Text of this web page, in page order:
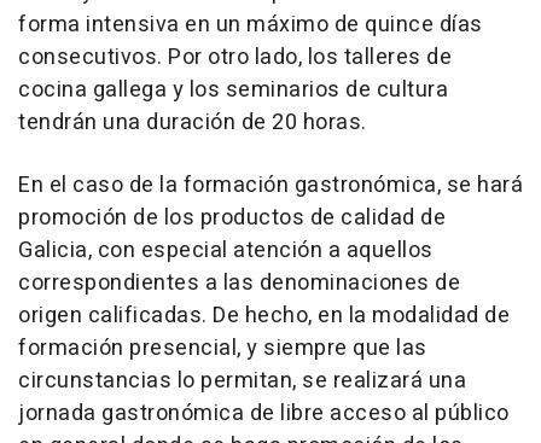
forma intensiva en un máximo de quince días
consecutivos. Por otro lado, los talleres de
cocina gallega y los seminarios de cultura
tendrán una duración de 20 horas.
En el caso de la formación gastronómica, se hará
promoción de los productos de calidad de
Galicia, con especial atención a aquellos
correspondientes a las denominaciones de
origen calificadas. De hecho, en la modalidad de
formación presencial, y siempre que las
circunstancias lo permitan, se realizará una
jornada gastronómica de libre acceso al público